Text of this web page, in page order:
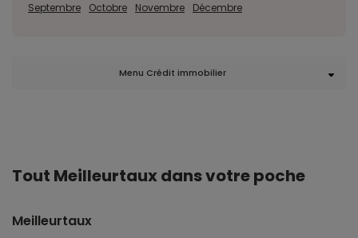
Septembre
Octobre Novembre Décembre
Menu Crédit immobilier
Tout Meilleurtaux dans votre poche
Meilleurtaux